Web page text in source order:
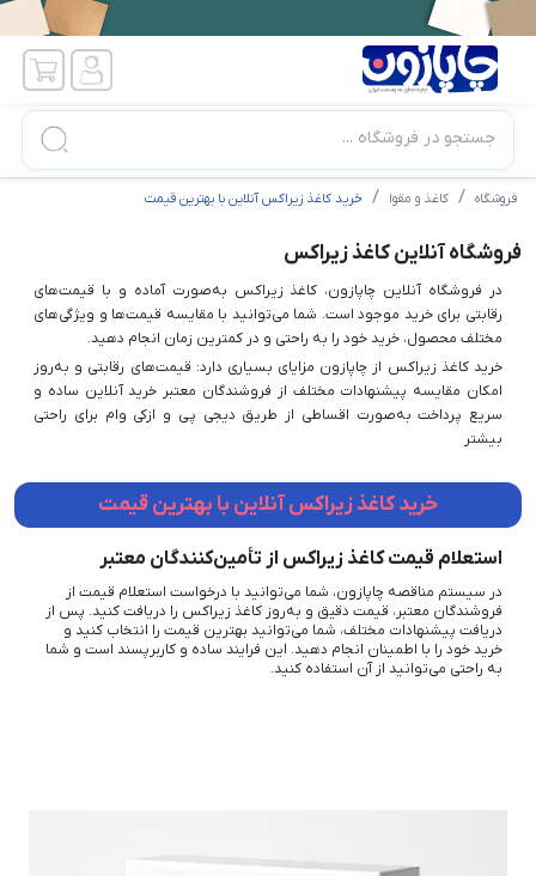
جستجو در فروشگاه ...
فروشگاه کاغذ و مقوا خرید کاغذ زیراکس آنلاین با بهترین قیمت
فروشگاه آنلاین کاغذ زیراکس
در فروشگاه آنلاین چاپازون، کاغذ زیراکس به‌صورت آماده و با قیمت‌های
رقابتی برای خرید موجود است. شما می‌توانید با مقایسه قیمت‌ها و ویژگی‌های
مختلف محصول، خرید خود را به راحتی و در کمترین زمان انجام دهید.
خرید کاغذ زیراکس از چاپازون مزایای بسیاری دارد: قیمت‌های رقابتی و به‌روز
امکان مقایسه پیشنهادات مختلف از فروشندگان معتبر خرید آنلاین ساده و
سریع پرداخت به‌صورت اقساطی از طریق دیجی پی و ازکی وام برای راحتی
بیشتر
خرید کاغذ زیراکس آنلاین با بهترین قیمت
استعلام قیمت کاغذ زیراکس از تأمین‌کنندگان معتبر
در سیستم مناقصه چاپازون، شما می‌توانید با درخواست استعلام قیمت از
فروشندگان معتبر، قیمت دقیق و به‌روز کاغذ زیراکس را دریافت کنید. پس از
دریافت پیشنهادات مختلف، شما می‌توانید بهترین قیمت را انتخاب کنید و
خرید خود را با اطمینان انجام دهید. این فرایند ساده و کاربرپسند است و شما
به راحتی می‌توانید از آن استفاده کنید.